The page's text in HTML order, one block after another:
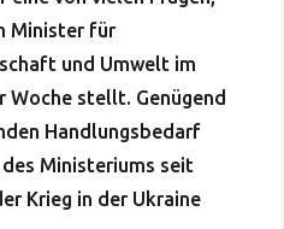
Minister für
und Umwelt im
stellt. Genügend
Handlungsbedarf
Ministeriums seit
Krieg in der Ukraine